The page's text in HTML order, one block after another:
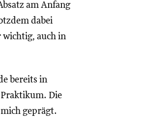
am Anfang
dabei
wichtig, auch in
bereits in
Die
geprägt.